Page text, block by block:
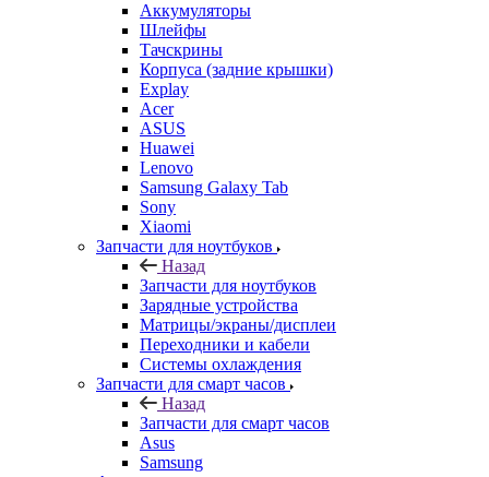
Аккумуляторы
Шлейфы
Тачскрины
Корпуса (задние крышки)
Explay
Acer
ASUS
Huawei
Lenovo
Samsung Galaxy Tab
Sony
Xiaomi
Запчасти для ноутбуков
Назад
Запчасти для ноутбуков
Зарядные устройства
Матрицы/экраны/дисплеи
Переходники и кабели
Системы охлаждения
Запчасти для смарт часов
Назад
Запчасти для смарт часов
Asus
Samsung